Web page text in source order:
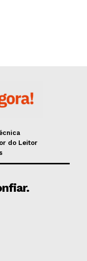
do Leitor